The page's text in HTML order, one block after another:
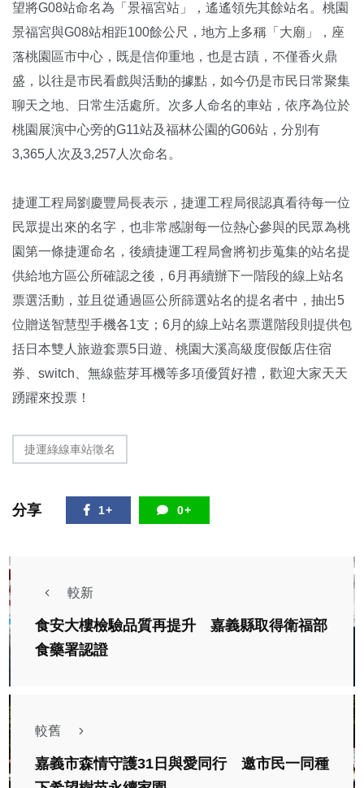
望將G08站命名為「景福宮站」，遙遙領先其餘站名。桃園
景福宮與G08站相距100餘公尺，地方上多稱「大廟」，座
落桃園區市中心，既是信仰重地，也是古蹟，不僅香火鼎
盛，以往是市民看戲與活動的據點，如今仍是市民日常聚集
聊天之地、日常生活處所。次多人命名的車站，依序為位於
桃園展演中心旁的G11站及福林公園的G06站，分別有
3,365人次及3,257人次命名。
捷運工程局劉慶豐局長表示，捷運工程局很認真看待每一位
民眾提出來的名字，也非常感謝每一位熱心參與的民眾為桃
園第一條捷運命名，後續捷運工程局會將初步蒐集的站名提
供給地方區公所確認之後，6月再續辦下一階段的線上站名
票選活動，並且從通過區公所篩選站名的提名者中，抽出5
位贈送智慧型手機各1支；6月的線上站名票選階段則提供包
括日本雙人旅遊套票5日遊、桃園大溪高級度假飯店住宿
券、switch、無線藍芽耳機等多項優質好禮，歡迎大家天天
踴躍來投票！
捷運綠線車站徵名
分享 1+ 0+
較新
食安大樓檢驗品質再提升 嘉義縣取得衛福部
食藥署認證
較舊
嘉義市森情守護31日與愛同行 邀市民一同種